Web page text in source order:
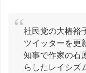
社民党の大椿裕
ツイッターを更
知事で作家の石
らしたレイシズ